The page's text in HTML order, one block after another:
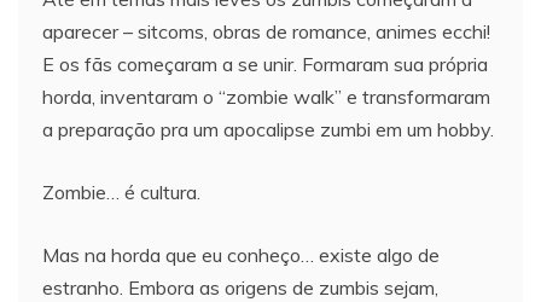
aparecer – sitcoms, obras de romance, animes ecchi!
E os fãs começaram a se unir. Formaram sua própria
horda, inventaram o “zombie walk” e transformaram
a preparação pra um apocalipse zumbi em um hobby.
Zombie… é cultura.
Mas na horda que eu conheço… existe algo de
estranho. Embora as origens de zumbis sejam,